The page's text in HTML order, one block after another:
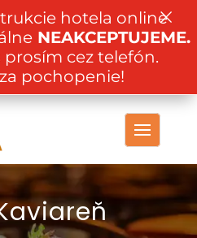
hotela online
NEAKCEPTUJEME.
cez telefón.
za pochopenie!
×